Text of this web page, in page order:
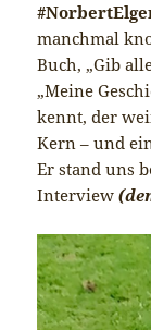
manchmal
Buch, „Gib
„Meine
kennt, der
Kern – und
Er stand uns
Interview